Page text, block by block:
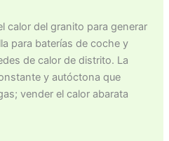
calor del granito para generar
para baterías de coche y
de calor de distrito. La
y autóctona que
vender el calor abarata